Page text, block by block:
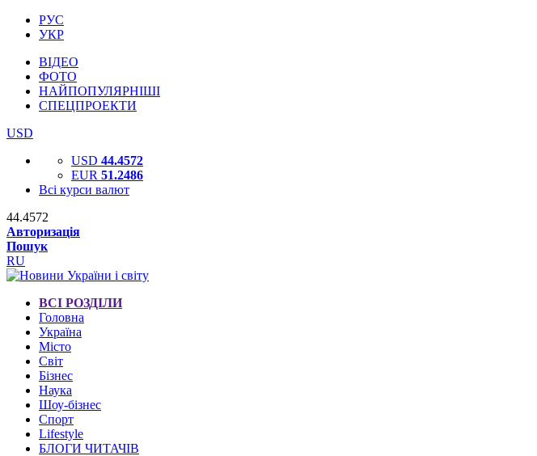
РУС
УКР
ВІДЕО
ФОТО
НАЙПОПУЛЯРНІШІ
СПЕЦПРОЕКТИ
USD
USD 44.4572
EUR 51.2486
Всі курси валют
44.4572
Авторизація
Пошук
RU
ВСІ РОЗДІЛИ
Головна
Україна
Місто
Світ
Бізнес
Наука
Шоу-бізнес
Спорт
Lifestyle
БЛОГИ ЧИТАЧІВ